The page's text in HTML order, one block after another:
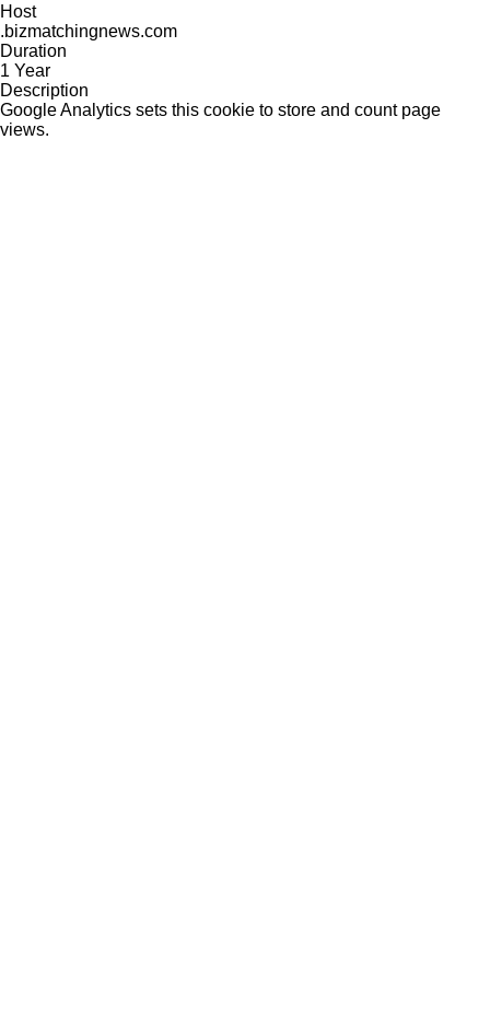
Host
.bizmatchingnews.com
Duration
1 Year
Description
Google Analytics sets this cookie to store and count page
views.